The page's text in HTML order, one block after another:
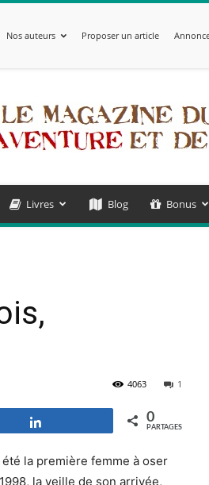
Nos auteurs Proposer un article
Livres Blog Bonus
1
4063
0
PARTAGES
la première femme à oser
la veille de son arrivée,